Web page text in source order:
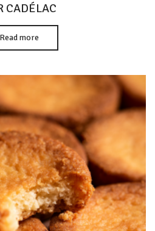
CADÉLAC
Read more